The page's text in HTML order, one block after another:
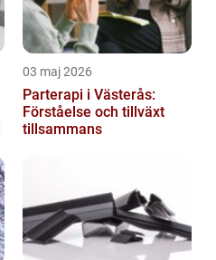
03 maj 2026
Parterapi i Västerås:
Förståelse och tillväxt
tillsammans